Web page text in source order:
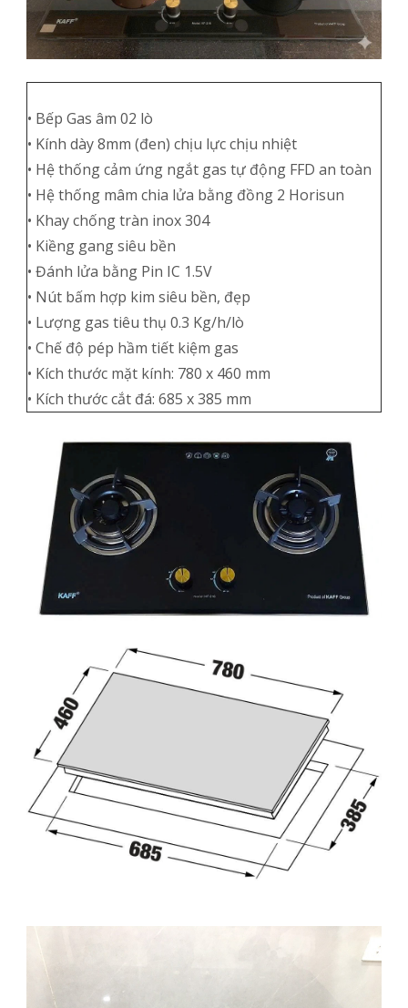
• Bếp Gas âm 02 lò
• Kính dày 8mm (đen) chịu lực chịu nhiệt
• Hệ thống cảm ứng ngắt gas tự động FFD an toàn
• Hệ thống mâm chia lửa bằng đồng 2 Horisun
• Khay chống tràn inox 304
• Kiềng gang siêu bền
• Đánh lửa bằng Pin IC 1.5V
• Nút bấm hợp kim siêu bền, đẹp
• Lượng gas tiêu thụ 0.3 Kg/h/lò
• Chế độ pép hầm tiết kiệm gas
• Kích thước mặt kính: 780 x 460 mm
• Kích thước cắt đá: 685 x 385 mm